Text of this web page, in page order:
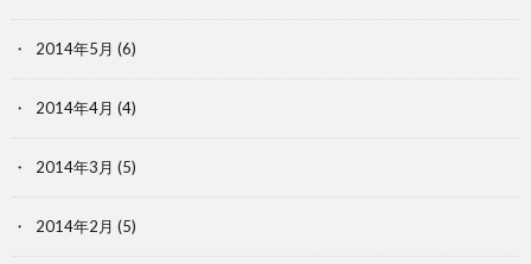
2014年5月 (6)
2014年4月 (4)
2014年3月 (5)
2014年2月 (5)